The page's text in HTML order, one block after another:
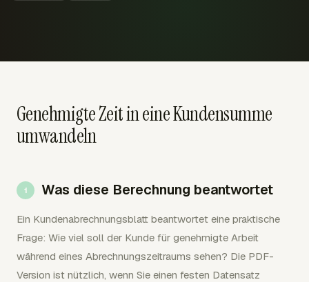
Genehmigte Zeit in eine Kundensumme
umwandeln
Was diese Berechnung beantwortet
Ein Kundenabrechnungsblatt beantwortet eine praktische
Frage: Wie viel soll der Kunde für genehmigte Arbeit
während eines Abrechnungszeitraums sehen? Die PDF-
Version ist nützlich, wenn Sie einen festen Datensatz